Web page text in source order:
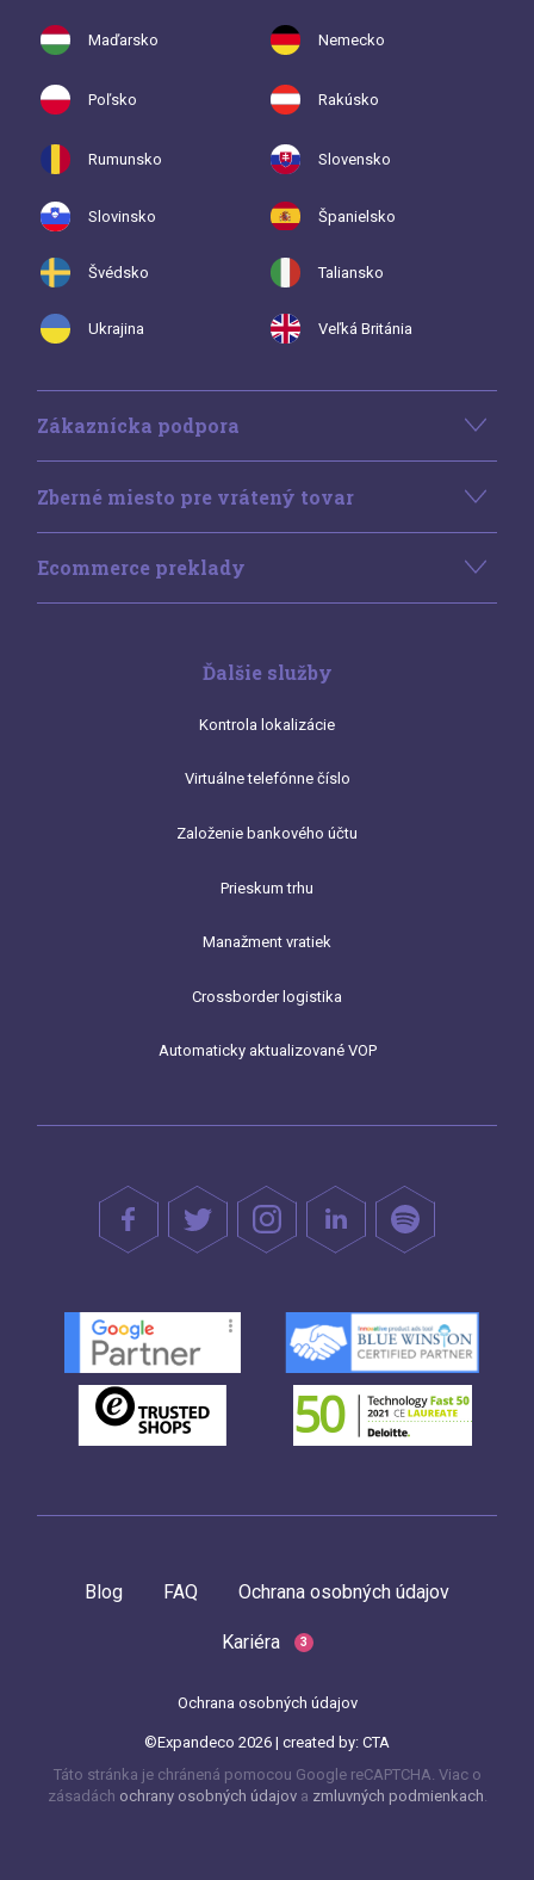
Maďarsko Nemecko
Poľsko Rakúsko
Rumunsko Slovensko
Slovinsko Španielsko
Švédsko Taliansko
Ukrajina Veľká Británia
Zákaznícka podpora
Zberné miesto pre vrátený tovar
Ecommerce preklady
Ďalšie služby
Kontrola lokalizácie
Virtuálne telefónne číslo
Založenie bankového účtu
Prieskum trhu
Manažment vratiek
Crossborder logistika
Automaticky aktualizované VOP
Blog FAQ Ochrana osobných údajov
Kariéra 3
Ochrana osobných údajov
©Expandeco 2026 | created by: CTA
Táto stránka je chránená pomocou Google reCAPTCHA. Viac o
zásadách ochrany osobných údajova zmluvných podmienkach.